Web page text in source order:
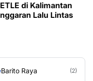
di Kalimantan
Lalu Lintas
Barito Raya (2)